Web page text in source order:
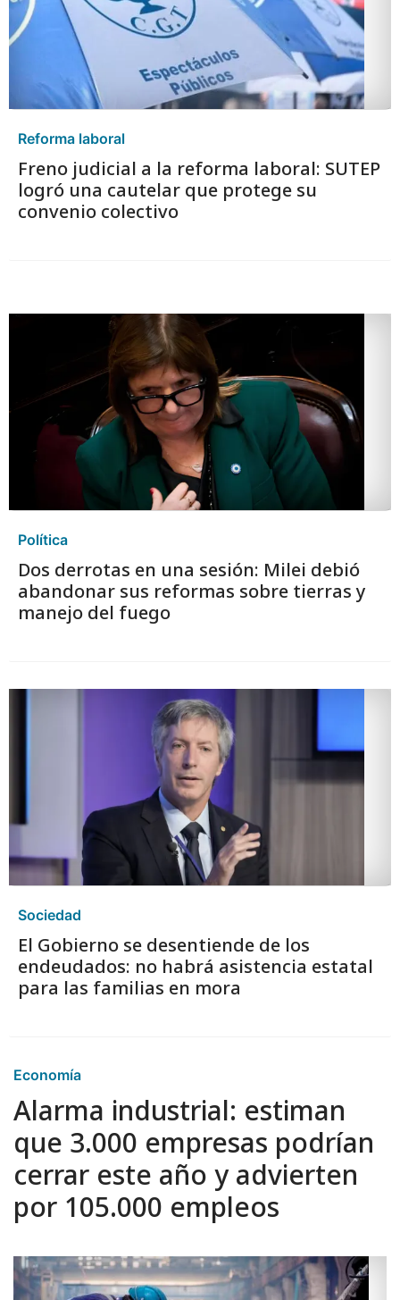
Reforma laboral
Freno judicial a la reforma laboral: SUTEP
logró una cautelar que protege su
convenio colectivo
Política
Dos derrotas en una sesión: Milei debió
abandonar sus reformas sobre tierras y
manejo del fuego
Sociedad
El Gobierno se desentiende de los
endeudados: no habrá asistencia estatal
para las familias en mora
Economía
Alarma industrial: estiman
que 3.000 empresas podrían
cerrar este año y advierten
por 105.000 empleos